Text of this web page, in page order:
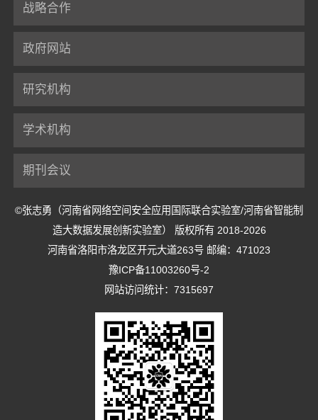
战略合作
政府网站
研究机构
学术机构
期刊会议
©张志勇（河南省网络空间安全应用国际联合实验室/河南省智能制
造大数据发展创新实验室） 版权所有 2018-2026
河南省洛阳市洛龙区开元大道263号 邮编：471023
豫ICP备11003260号-2
网站访问统计：7315697